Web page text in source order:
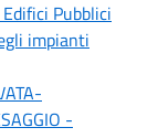
Pubblici
impianti
-